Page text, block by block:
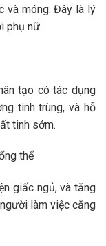
và móng. Đây là lý
phụ nữ.
tạo có tác dụng
tinh trùng, và hỗ
tinh sớm.
thể
giấc ngủ, và tăng
làm việc căng